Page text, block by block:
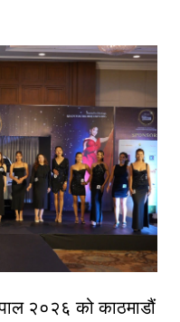
२०२६ को काठमाडौं